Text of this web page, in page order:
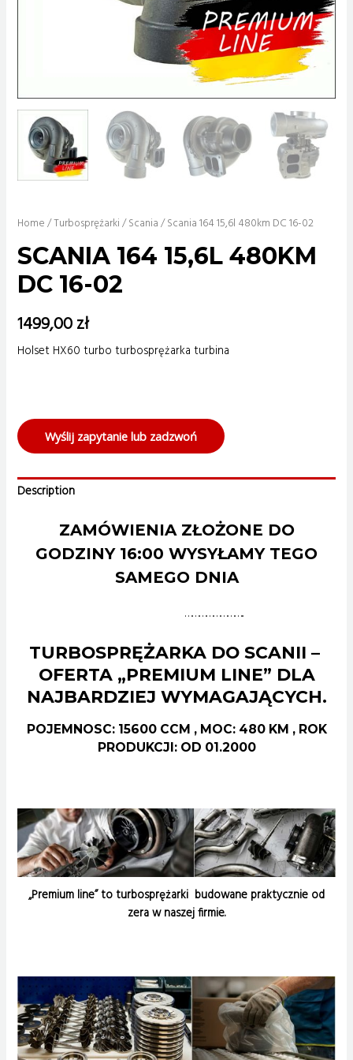
Home/Turbosprężarki/Scania/ Scania 164 15,6l 480km DC 16-02
SCANIA 164 15,6L 480KM
DC 16-02
1499,00zł
Holset HX60 turbo turbosprężarka turbina
Wyślij zapytanie lub zadzwoń
Description
ZAMÓWIENIA ZŁOŻONE DO
GODZINY 16:00 WYSYŁAMY TEGO
SAMEGO DNIA
……………………..
TURBOSPRĘŻARKA DO SCANII –
OFERTA „PREMIUM LINE” DLA
NAJBARDZIEJ WYMAGAJĄCYCH.
POJEMNOSC: 15600 CCM , MOC: 480 KM , ROK
PRODUKCJI: OD 01.2000
„Premium line” to turbosprężarki budowane praktycznie od
zera w naszej firmie.